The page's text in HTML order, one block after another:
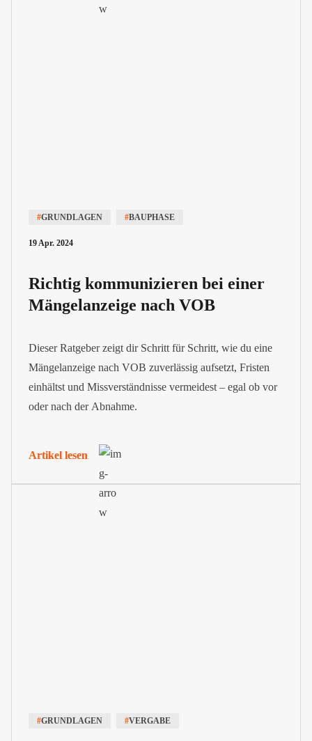
#GRUNDLAGEN #BAUPHASE
19 Apr. 2024
Richtig kommunizieren bei einer
Mängelanzeige nach VOB
Dieser Ratgeber zeigt dir Schritt für Schritt, wie du eine
Mängelanzeige nach VOB zuverlässig aufsetzt, Fristen
einhältst und Missverständnisse vermeidest – egal ob vor
oder nach der Abnahme.
Artikel lesen
#GRUNDLAGEN #VERGABE